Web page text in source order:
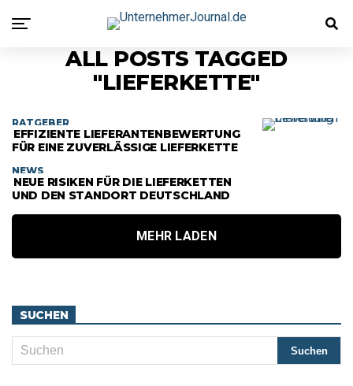
ALL POSTS TAGGED
"LIEFERKETTE"
RATGEBER
EFFIZIENTE LIEFERANTENBEWERTUNG
FÜR EINE ZUVERLÄSSIGE LIEFERKETTE
NEWS
NEUE RISIKEN FÜR DIE LIEFERKETTEN
UND DEN STANDORT DEUTSCHLAND
MEHR LADEN
SUCHEN